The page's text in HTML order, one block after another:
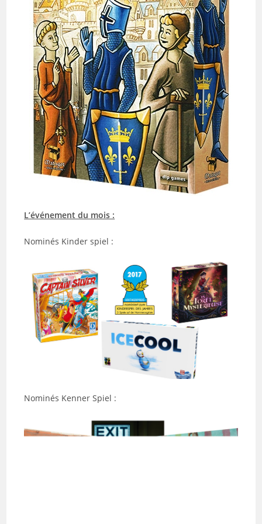
L’événement du mois :
Nominés Kinder spiel :
Nominés Kenner Spiel :